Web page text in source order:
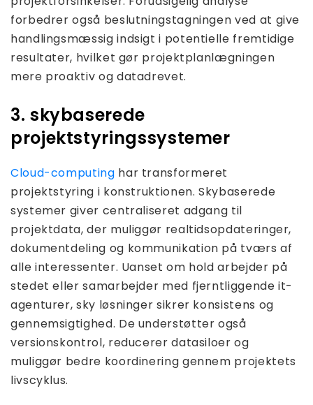
forbedrer også beslutningstagningen ved at give
handlingsmæssig indsigt i potentielle fremtidige
resultater, hvilket gør projektplanlægningen
mere proaktiv og datadrevet.
3. skybaserede
projektstyringssystemer
Cloud-computing har transformeret
projektstyring i konstruktionen. Skybaserede
systemer giver centraliseret adgang til
projektdata, der muliggør realtidsopdateringer,
dokumentdeling og kommunikation på tværs af
alle interessenter. Uanset om hold arbejder på
stedet eller samarbejder med fjerntliggende it-
agenturer, sky løsninger sikrer konsistens og
gennemsigtighed. De understøtter også
versionskontrol, reducerer datasiloer og
muliggør bedre koordinering gennem projektets
livscyklus.